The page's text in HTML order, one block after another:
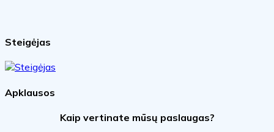
Steigėjas
Apklausos
Kaip vertinate mūsų paslaugas?